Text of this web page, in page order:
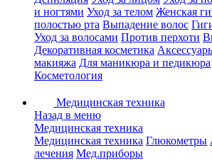
и ногтями Уход за телом Женская
полостью рта Выпадение волос
Уход за волосами Против перхоти
Декоративная косметика
макияжа Для маникюра и педикюра
Косметология
Медицинская техника
Назад в меню
Медицинская техника
Медицинская техника Глюкометры
лечения Мед.приборы